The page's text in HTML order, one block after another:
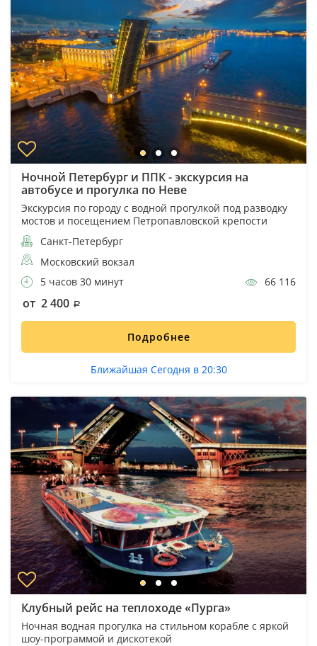
Ночной Петербург и ППК - экскурсия на
автобусе и прогулка по Неве
Экскурсия по городу с водной прогулкой под разводку
мостов и посещением Петропавловской крепости
Санкт-Петербург
Московский вокзал
5 часов 30 минут
66 116
от 2 400
Подробнее
Ближайшая Сегодня в 20:30
Клубный рейс на теплоходе «Пурга»
Ночная водная прогулка на стильном корабле с яркой
шоу-программой и дискотекой